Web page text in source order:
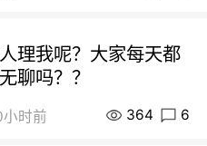
理我呢？大家每天都
聊吗？？
小时前 364 6